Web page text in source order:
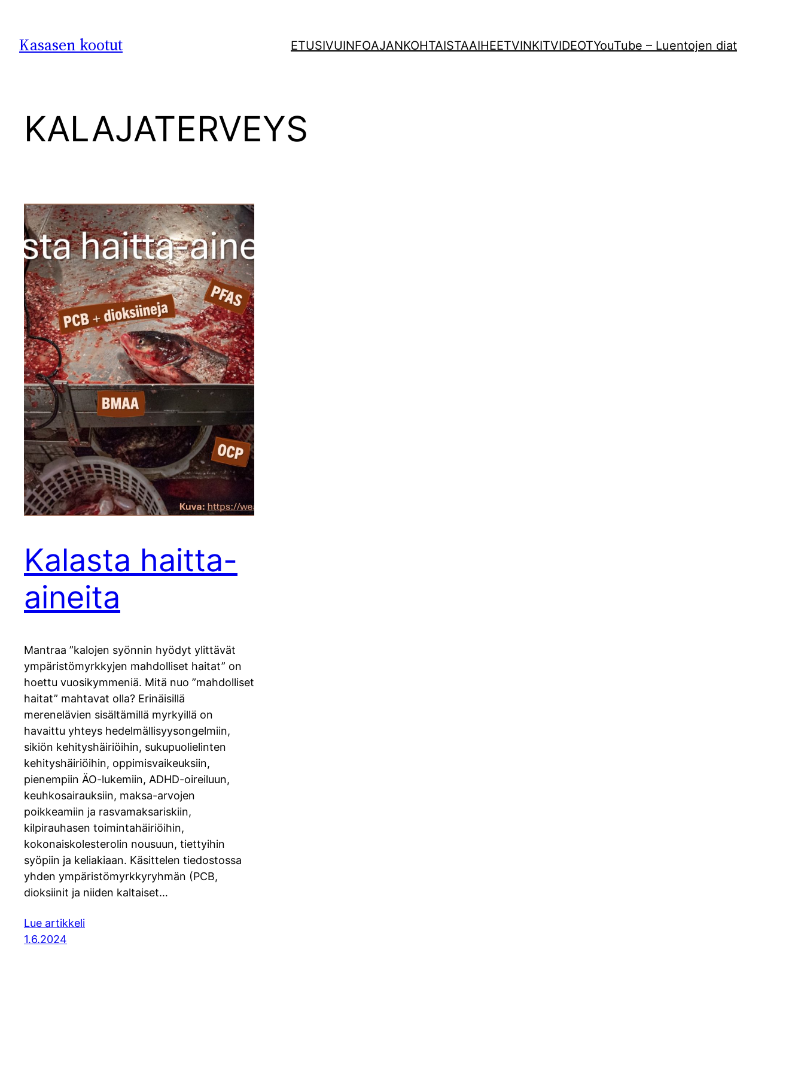
Kasasen kootut ETUSIVUINFOAJANKOHTAISTAAIHEETVINKITVIDEOTYouTube – Luentojen diat
KALAJATERVEYS
Kalasta haitta-
aineita
Mantraa ”kalojen syönnin hyödyt ylittävät
ympäristömyrkkyjen mahdolliset haitat” on
hoettu vuosikymmeniä. Mitä nuo ”mahdolliset
haitat” mahtavat olla? Erinäisillä
merenelävien sisältämillä myrkyillä on
havaittu yhteys hedelmällisyysongelmiin,
sikiön kehityshäiriöihin, sukupuolielinten
kehityshäiriöihin, oppimisvaikeuksiin,
pienempiin ÄO-lukemiin, ADHD-oireiluun,
keuhkosairauksiin, maksa-arvojen
poikkeamiin ja rasvamaksariskiin,
kilpirauhasen toimintahäiriöihin,
kokonaiskolesterolin nousuun, tiettyihin
syöpiin ja keliakiaan. Käsittelen tiedostossa
yhden ympäristömyrkkyryhmän (PCB,
dioksiinit ja niiden kaltaiset…
Lue artikkeli
1.6.2024